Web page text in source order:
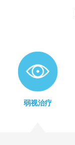
弱视治疗